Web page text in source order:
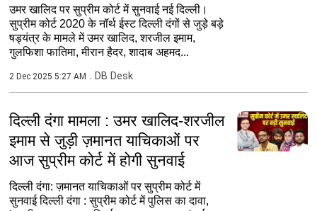
उमर खालिद पर सुप्रीम कोर्ट में सुनवाई नई दिल्ली।
सुप्रीम कोर्ट 2020 के नॉर्थ ईस्ट दिल्ली दंगों से जुड़े बड़े
षड्यंत्र के मामले में उमर खालिद, शरजील इमाम,
गुलफिशा फातिमा, मीरान हैदर, शादाब अहमद...
2 Dec 2025 5:27 AM DB Desk
दिल्ली दंगा मामला : उमर खालिद-शरजील
इमाम से जुड़ी ज़मानत याचिकाओं पर
आज सुप्रीम कोर्ट में होगी सुनवाई
दिल्ली दंगा: ज़मानत याचिकाओं पर सुप्रीम कोर्ट में
सुनवाई दिल्ली दंगा : सुप्रीम कोर्ट में पुलिस का दावा,